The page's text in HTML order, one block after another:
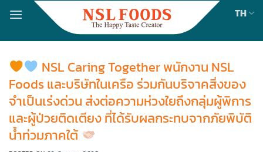
TH
NSL Caring Together พนักงาน NSL
Foods และบริษัทในเครือ ร่วมกันบริจาคสิ่งของ
จำเป็นเร่งด่วน ส่งต่อความห่วงใยถึงกลุ่มผู้พิการ
และผู้ป่วยติดเตียง ที่ได้รับผลกระทบจากภัยพิบัติ
น้ำท่วมภาคใต้